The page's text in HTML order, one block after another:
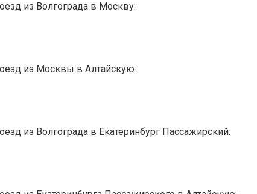
из Волгограда в Москву:
из Москвы в Алтайскую:
из Волгограда в Екатеринбург Пассажирский: